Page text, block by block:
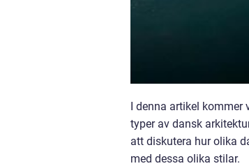
I denna artikel kommer
typer av dansk
att diskutera hur olika
med dessa olika stilar.